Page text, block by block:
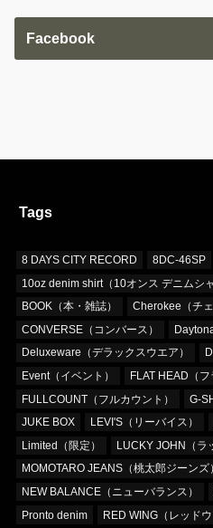
Facebook
Tags
8 DAYS CITY RECORD
8DC-46SP
10oz denim shirt（10オンス デニムシャ
BOOK（本・雑誌）
Cherokee（チェ
CONVERSE（コンバース）
Deluxeware（デラックスウエア）
Event（イベント）
FLAT HEAD（フ
FULLCOUNT（フルカウント）
G-
JUKE BOX
LEVI'S（リーバイス）
Limited（限定）
LUCKY JOHN（ラ
MOMOTARO JEANS（桃太郎ジーンズ）
NEW BALANCE（ニューバランス）
Pronto denim
RED WING（レッドウ